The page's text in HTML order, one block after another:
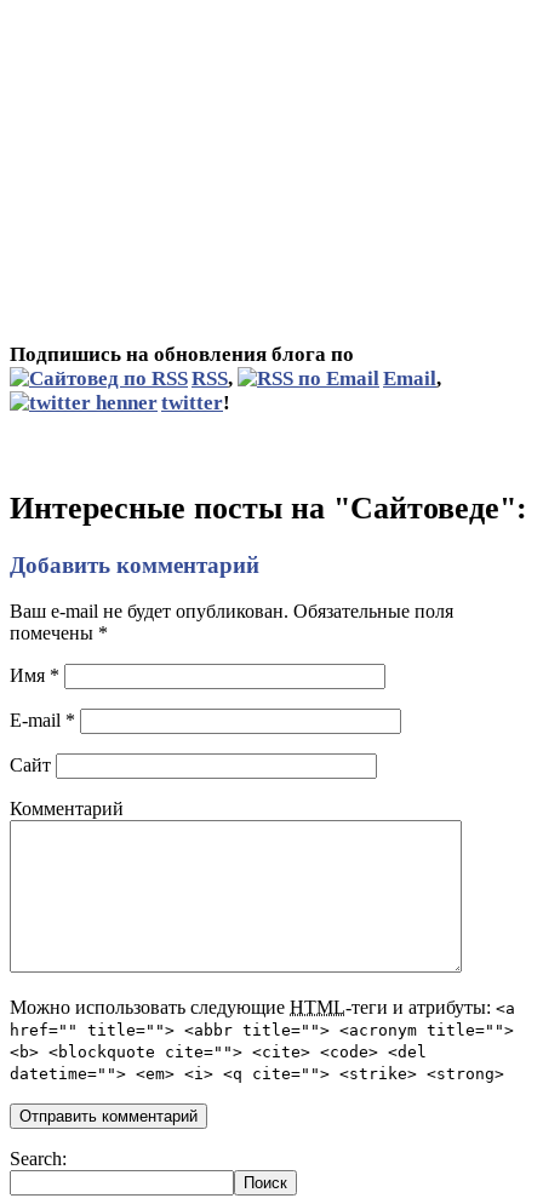
Подпишись на обновления блога по
RSS, Email,
twitter!
Интересные посты на "Сайтоведе":
Добавить комментарий
Ваш e-mail не будет опубликован. Обязательные поля
помечены *
Имя *
E-mail *
Сайт
Комментарий
Можно использовать следующие HTML-теги и атрибуты: <a
href="" title=""> <abbr title=""> <acronym title="">
<b> <blockquote cite=""> <cite> <code> <del
datetime=""> <em> <i> <q cite=""> <strike> <strong>
Search: